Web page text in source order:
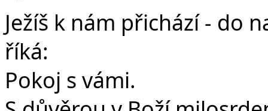
Ježíš k nám přichází - do
říká:
Pokoj s vámi.